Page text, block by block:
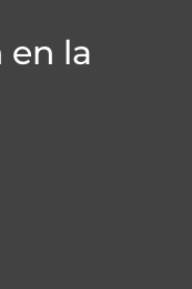
en la